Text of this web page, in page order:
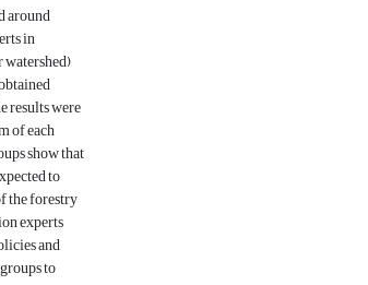
around
in
results were
of each
show that
to
the forestry
experts
and
to